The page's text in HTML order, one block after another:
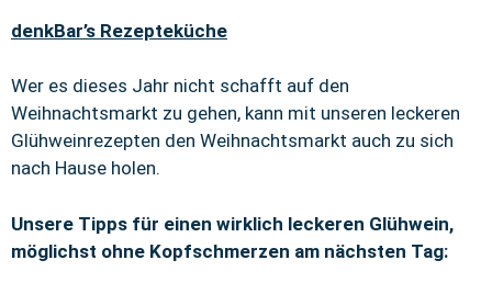
denkBar’s Rezepteküche
Wer es dieses Jahr nicht schafft auf den
Weihnachtsmarkt zu gehen, kann mit unseren leckeren
Glühweinrezepten den Weihnachtsmarkt auch zu sich
nach Hause holen.
Unsere Tipps für einen wirklich leckeren Glühwein,
möglichst ohne Kopfschmerzen am nächsten Tag: